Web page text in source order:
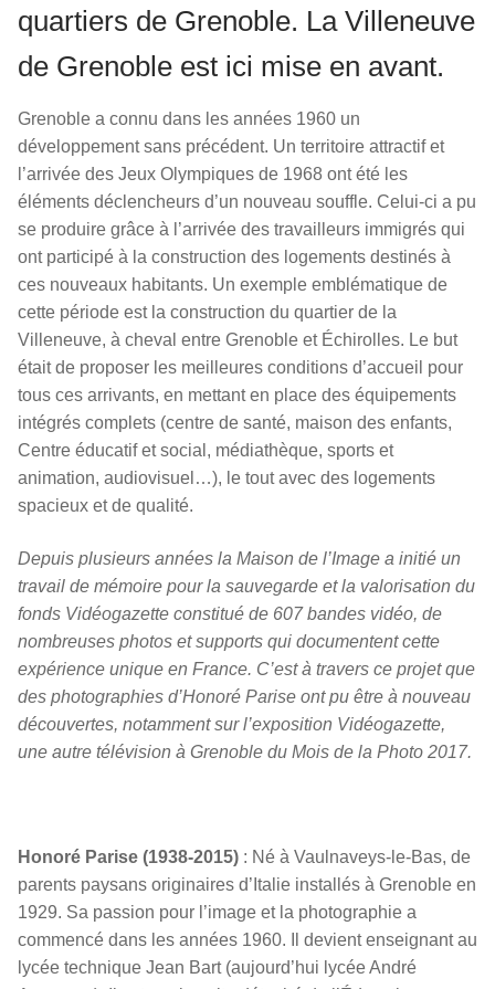
quartiers de Grenoble. La Villeneuve
de Grenoble est ici mise en avant.
Grenoble a connu dans les années 1960 un
développement sans précédent. Un territoire attractif et
l’arrivée des Jeux Olympiques de 1968 ont été les
éléments déclencheurs d’un nouveau souffle. Celui-ci a pu
se produire grâce à l’arrivée des travailleurs immigrés qui
ont participé à la construction des logements destinés à
ces nouveaux habitants. Un exemple emblématique de
cette période est la construction du quartier de la
Villeneuve, à cheval entre Grenoble et Échirolles. Le but
était de proposer les meilleures conditions d’accueil pour
tous ces arrivants, en mettant en place des équipements
intégrés complets (centre de santé, maison des enfants,
Centre éducatif et social, médiathèque, sports et
animation, audiovisuel…), le tout avec des logements
spacieux et de qualité.
Depuis plusieurs années la Maison de l’Image a initié un
travail de mémoire pour la sauvegarde et la valorisation du
fonds Vidéogazette constitué de 607 bandes vidéo, de
nombreuses photos et supports qui documentent cette
expérience unique en France. C’est à travers ce projet que
des photographies d’Honoré Parise ont pu être à nouveau
découvertes, notamment sur l’exposition Vidéogazette,
une autre télévision à Grenoble du Mois de la Photo 2017.
Honoré Parise (1938-2015) : Né à Vaulnaveys-le-Bas, de
parents paysans originaires d’Italie installés à Grenoble en
1929. Sa passion pour l’image et la photographie a
commencé dans les années 1960. Il devient enseignant au
lycée technique Jean Bart (aujourd’hui lycée André